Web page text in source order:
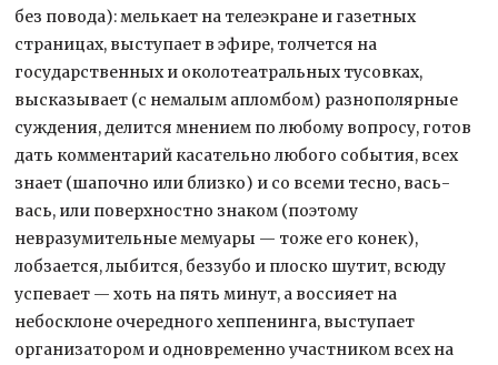
без повода): мелькает на телеэкране и газетных
страницах, выступает в эфире, толчется на
государственных и околотеатральных тусовках,
высказывает (с немалым апломбом) разнополярные
суждения,делится мнением по любому вопросу, готов
дать комментарий касательно любого события, всех
знает (шапочно или близко) и со всеми тесно, вась-
вась, или поверхностно знаком (поэтому
невразумительные мемуары — тоже его конек),
лобзается, лыбится, беззубо и плоско шутит, всюду
успевает — хоть на пять минут, а воссияет на
небосклоне очередного хеппенинга, выступает
организатором и одновременно участником всех на